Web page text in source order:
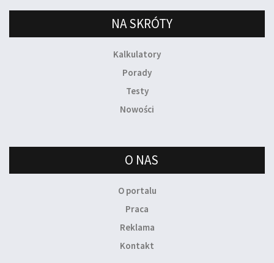
NA SKRÓTY
Kalkulatory
Porady
Testy
Nowości
O NAS
O portalu
Praca
Reklama
Kontakt